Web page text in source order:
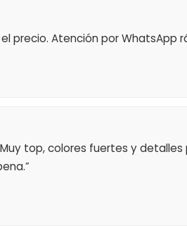
precio. Atención por WhatsApp
top, colores fuertes y